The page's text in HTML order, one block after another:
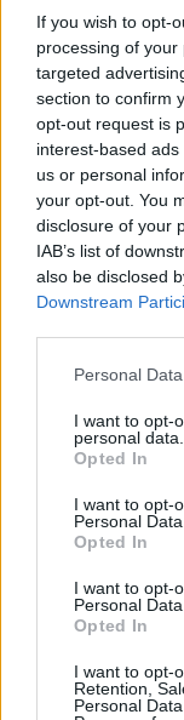
If you wish to opt-
processing of
targeted
section to confirm
opt-out request is
interest-based
us or personal
your opt-out. You
disclosure of your
IAB’s list of
also be disclosed
Downstream
Please note that
not limited to your
grant or deny
use your data for
consent section.
Personal
I want to opt-
personal data.
Opted In
I want to opt-
Personal Data.
Opted In
I want to opt-
Personal
Opted In
I want to opt-
Retention,
Personal
Szólj hozzá!
A